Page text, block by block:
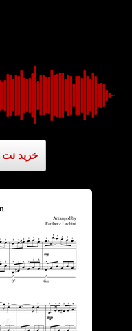
خرید نت ۳۰۰۰۰ تومان